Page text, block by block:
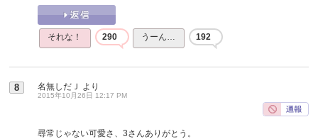
それな！ 290 うーん… 192
8 名無しだＪ より
2015年10月26日 12:17 PM
尋常じゃない可愛さ、3さんありがとう。